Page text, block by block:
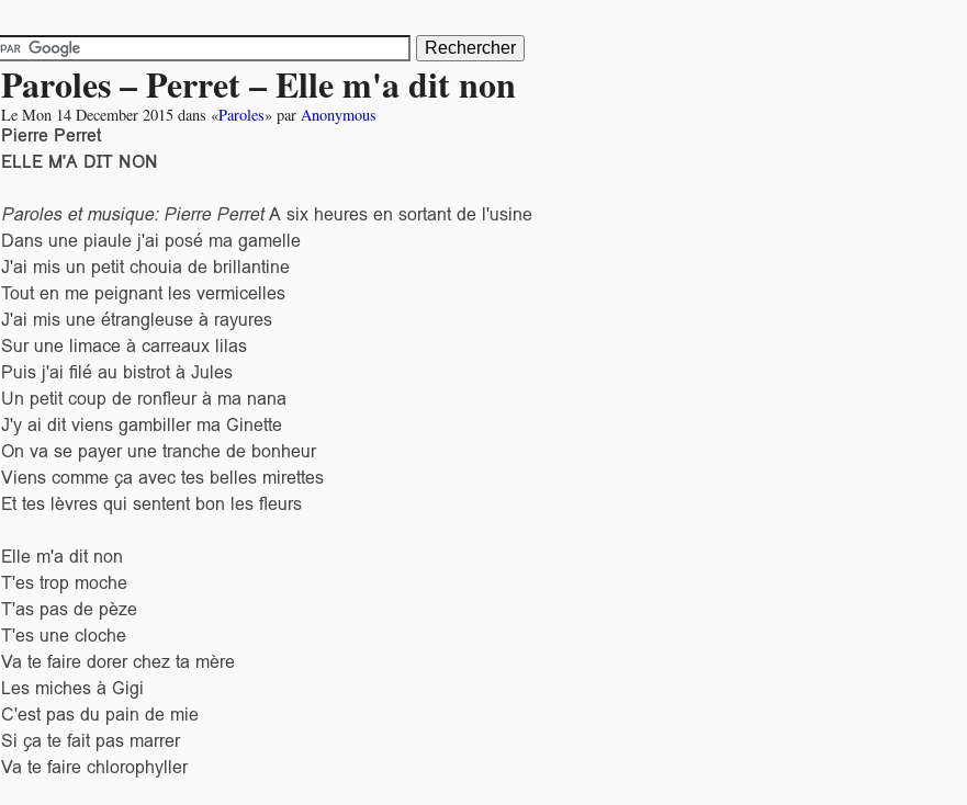
Paroles – Perret – Elle m'a dit non
Le Mon 14 December 2015dans «Paroles» par Anonymous
Pierre Perret
ELLE M'A DIT NON
Paroles et musique: Pierre PerretA six heures en sortant de l'usine
Dans une piaule j'ai posé ma gamelle
J'ai mis un petit chouia de brillantine
Tout en me peignant les vermicelles
J'ai mis une étrangleuse à rayures
Sur une limace à carreaux lilas
Puis j'ai filé au bistrot à Jules
Un petit coup de ronfleur à ma nana
J'y ai dit viens gambiller ma Ginette
On va se payer une tranche de bonheur
Viens comme ça avec tes belles mirettes
Et tes lèvres qui sentent bon les fleurs
Elle m'a dit non
T'es trop moche
T'as pas de pèze
T'es une cloche
Va te faire dorer chez ta mère
Les miches à Gigi
C'est pas du pain de mie
Si ça te fait pas marrer
Va te faire chlorophyller